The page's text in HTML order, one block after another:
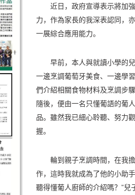
近日，政府宣導表示將加
力，作為家長的我深表認同，
一展綜合應用能力。
早前，本人與就讀小學的
一邊烹調葡萄牙美食、一邊學
們介紹相關食物材料及烹調步
隨後，便由一名只懂葡語的葡
品。雖然我已細心聆聽、努力
握。
輪到親子烹調時間，在我
作，這時我就成為了他的小助
聽得懂葡人廚師的介紹嗎？”